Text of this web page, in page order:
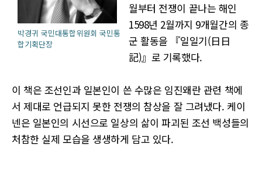
박경귀 국민대통합위원회 국민통
합기획단장
월부터 전쟁이 끝나는 해인
1598년 2월까지 9개월간의 종
군 활동을 『일일기(日日
記)』로 기록했다.
이 책은 조선인과 일본인이 쓴 수많은 임진왜란 관련 책에
서 제대로 언급되지 못한 전쟁의 참상을 잘 그려냈다. 케이
넨은 일본인의 시선으로 일상의 삶이 파괴된 조선 백성들의
처참한 실제 모습을 생생하게 담고 있다.